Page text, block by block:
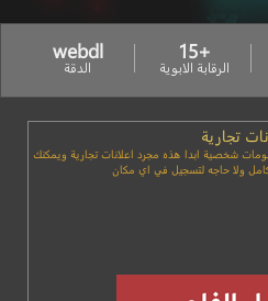
+15
الرقابة الابوية
webdl
الدقة
تجارية
شخصية ابدا هذه مجرد اعلانات تجارية ويمكنك
ولا حاجه لتسجيل في اي مكان